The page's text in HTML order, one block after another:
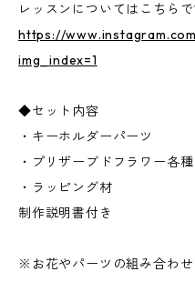
レッスンについてはこちらで
https://
img_index=1
◆セット内容
・キーホルダーパーツ
・プリザーブドフラワー各種
・ラッピング材
制作説明書付き
※お花やパーツの組み合わせ